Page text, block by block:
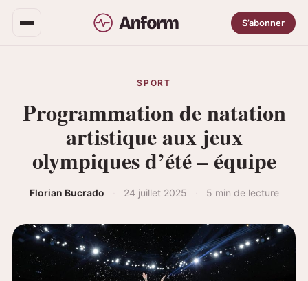
S’abonner
SPORT
Programmation de natation
artistique aux jeux
olympiques d’été – équipe
Florian Bucrado 24 juillet 2025 5 min de lecture